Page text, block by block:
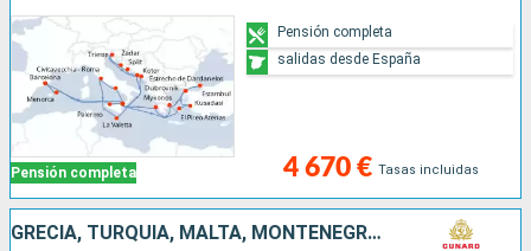
Pensión completa 4 670 € Tasas incluidas
Pensión completa
salidas desde España
GRECIA, TURQUÍA, MALTA, MONTENEGRO, CROACIA, ITALIA, MENORCA, ESPAÑA